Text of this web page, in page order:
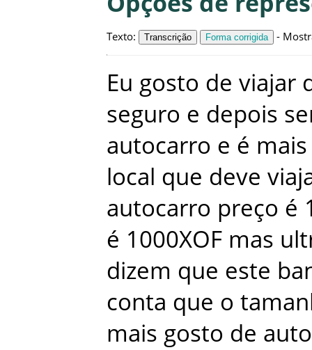
Texto: Transcrição Forma corrigida -
Eu gosto de viajar
seguro e depois
autocarro e é mais
local que deve
autocarro preço é
é 1000XOF mas
dizem que este
conta que o
mais gosto de